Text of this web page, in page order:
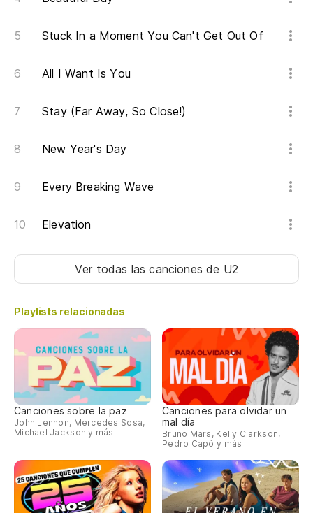
Stuck In a Moment You Can't Get Out Of
All I Want Is You
Stay (Far Away, So Close!)
New Year's Day
Every Breaking Wave
Elevation
Ver todas las cancionesde U2
Playlists relacionadas
Canciones sobre la paz
John Lennon, Mercedes Sosa,
Michael Jackson y más
Canciones para olvidar un
mal día
Bruno Mars, Kelly Clarkson,
Pedro Capó y más